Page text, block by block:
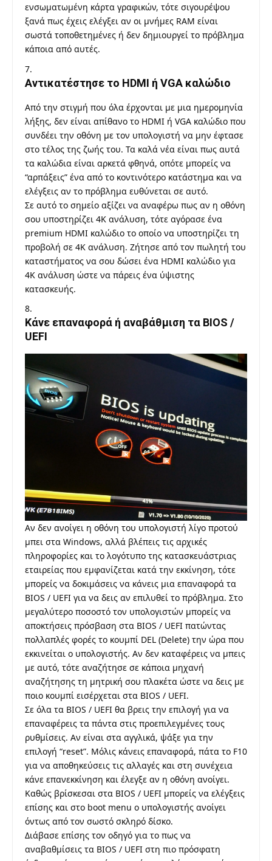
ενσωματωμένη κάρτα γραφικών, τότε σιγουρέψου
ξανά πως έχεις ελέγξει αν οι μνήμες RAM είναι
σωστά τοποθετημένες ή δεν δημιουργεί το πρόβλημα
κάποια από αυτές.
Αντικατέστησε το HDMI ή VGA καλώδιο
Από την στιγμή που όλα έρχονται με μια ημερομηνία
λήξης, δεν είναι απίθανο το HDMI ή VGA καλώδιο που
συνδέει την οθόνη με τον υπολογιστή να μην έφτασε
στο τέλος της ζωής του. Τα καλά νέα είναι πως αυτά
τα καλώδια είναι αρκετά φθηνά, οπότε μπορείς να
“αρπάξεις” ένα από το κοντινότερο κατάστημα και να
ελέγξεις αν το πρόβλημα ευθύνεται σε αυτό.
Σε αυτό το σημείο αξίζει να αναφέρω πως αν η οθόνη
σου υποστηρίζει 4K ανάλυση, τότε αγόρασε ένα
premium HDMI καλώδιο το οποίο να υποστηρίζει τη
προβολή σε 4K ανάλυση. Ζήτησε από τον πωλητή του
καταστήματος να σου δώσει ένα HDMI καλώδιο για
4K ανάλυση ώστε να πάρεις ένα ύψιστης
κατασκευής.
Κάνε επαναφορά ή αναβάθμιση τα BIOS /
UEFI
Αν δεν ανοίγει η οθόνη του υπολογιστή λίγο προτού
μπει στα Windows, αλλά βλέπεις τις αρχικές
πληροφορίες και το λογότυπο της κατασκευάστριας
εταιρείας που εμφανίζεται κατά την εκκίνηση, τότε
μπορείς να δοκιμάσεις να κάνεις μια επαναφορά τα
BIOS / UEFI για να δεις αν επιλυθεί το πρόβλημα. Στο
μεγαλύτερο ποσοστό τον υπολογιστών μπορείς να
αποκτήσεις πρόσβαση στα BIOS / UEFI πατώντας
πολλαπλές φορές το κουμπί DEL (Delete) την ώρα που
εκκινείται ο υπολογιστής. Αν δεν καταφέρεις να μπεις
με αυτό, τότε αναζήτησε σε κάποια μηχανή
αναζήτησης τη μητρική σου πλακέτα ώστε να δεις με
ποιο κουμπί εισέρχεται στα BIOS / UEFI.
Σε όλα τα BIOS / UEFI θα βρεις την επιλογή για να
επαναφέρεις τα πάντα στις προεπιλεγμένες τους
ρυθμίσεις. Αν είναι στα αγγλικά, ψάξε για την
επιλογή “reset”. Μόλις κάνεις επαναφορά, πάτα το F10
για να αποθηκεύσεις τις αλλαγές και στη συνέχεια
κάνε επανεκκίνηση και έλεγξε αν η οθόνη ανοίγει.
Καθώς βρίσκεσαι στα BIOS / UEFI μπορείς να ελέγξεις
επίσης και στο boot menu ο υπολογιστής ανοίγει
όντως από τον σωστό σκληρό δίσκο.
Διάβασε επίσης τον οδηγό για το πως να
αναβαθμίσεις τα BIOS / UEFI στη πιο πρόσφατη